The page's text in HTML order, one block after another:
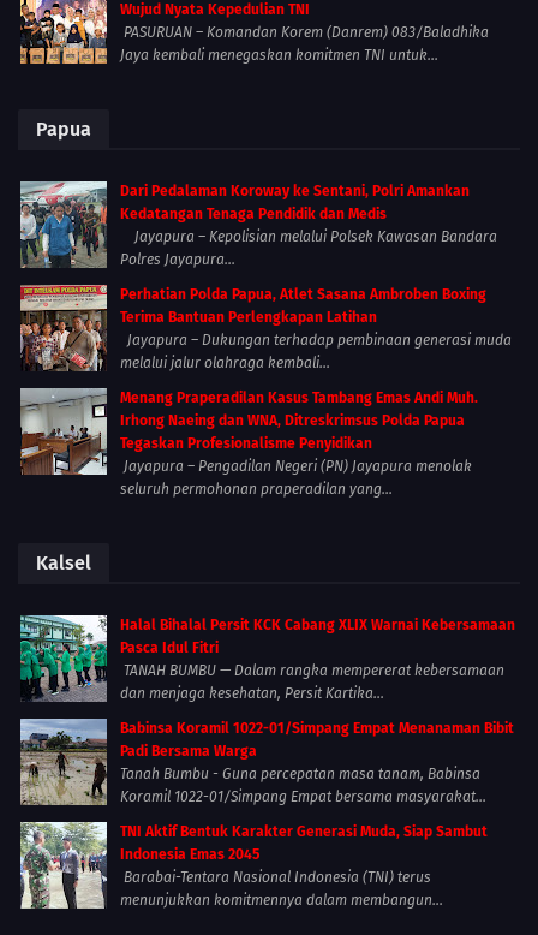
Wujud Nyata Kepedulian TNI
PASURUAN – Komandan Korem (Danrem) 083/Baladhika
Jaya kembali menegaskan komitmen TNI untuk...
Papua
Dari Pedalaman Koroway ke Sentani, Polri Amankan
Kedatangan Tenaga Pendidik dan Medis
Jayapura – Kepolisian melalui Polsek Kawasan Bandara
Polres Jayapura...
Perhatian Polda Papua, Atlet Sasana Ambroben Boxing
Terima Bantuan Perlengkapan Latihan
Jayapura – Dukungan terhadap pembinaan generasi muda
melalui jalur olahraga kembali...
Menang Praperadilan Kasus Tambang Emas Andi Muh.
Irhong Naeing dan WNA, Ditreskrimsus Polda Papua
Tegaskan Profesionalisme Penyidikan
Jayapura – Pengadilan Negeri (PN) Jayapura menolak
seluruh permohonan praperadilan yang...
Kalsel
Halal Bihalal Persit KCK Cabang XLIX Warnai Kebersamaan
Pasca Idul Fitri
TANAH BUMBU — Dalam rangka mempererat kebersamaan
dan menjaga kesehatan, Persit Kartika...
Babinsa Koramil 1022-01/Simpang Empat Menanaman Bibit
Padi Bersama Warga
Tanah Bumbu - Guna percepatan masa tanam, Babinsa
Koramil 1022-01/Simpang Empat bersama masyarakat...
TNI Aktif Bentuk Karakter Generasi Muda, Siap Sambut
Indonesia Emas 2045
Barabai-Tentara Nasional Indonesia (TNI) terus
menunjukkan komitmennya dalam membangun...